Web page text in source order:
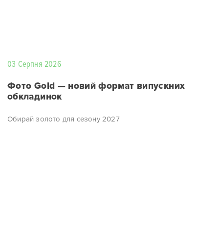
03 Серпня 2026
Фото Gold — новий формат випускних
обкладинок
Обирай золото для сезону 2027